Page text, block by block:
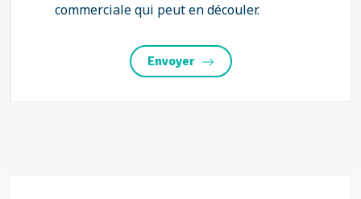
commerciale qui peut en découler.
Envoyer